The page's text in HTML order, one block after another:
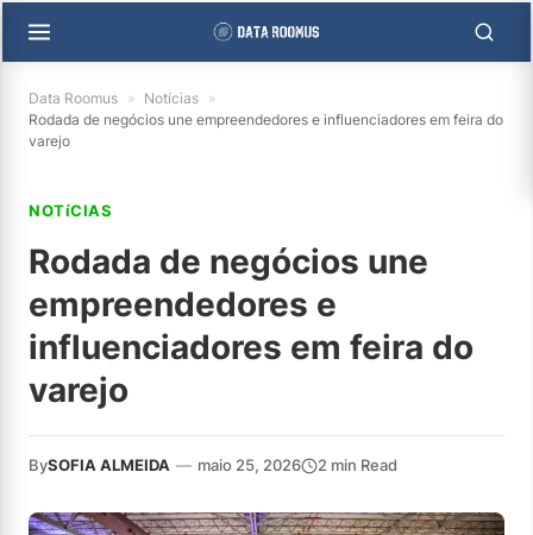
Data Roomus » Notícias »
Rodada de negócios une empreendedores e influenciadores em feira do
varejo
NOTíCIAS
Rodada de negócios une
empreendedores e
influenciadores em feira do
varejo
BySOFIA ALMEIDA — maio 25, 2026 2 min Read